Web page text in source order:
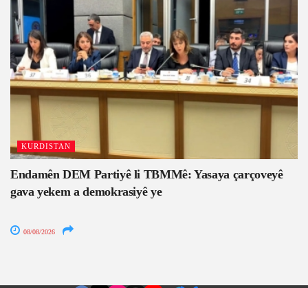
KURDISTAN
Endamên DEM Partiyê li TBMMê: Yasaya çarçoveyê
gava yekem a demokrasiyê ye
08/08/2026